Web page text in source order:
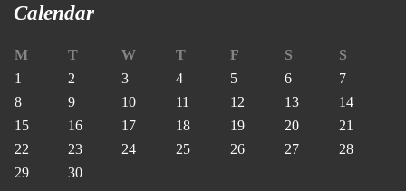
Calendar
M T W T F S
S
1
2 3 4 5 6
7
8
9 10 11 12 13
14
15
16 17 18 19 20
21
22
23 24 25 26 27
28
29
30